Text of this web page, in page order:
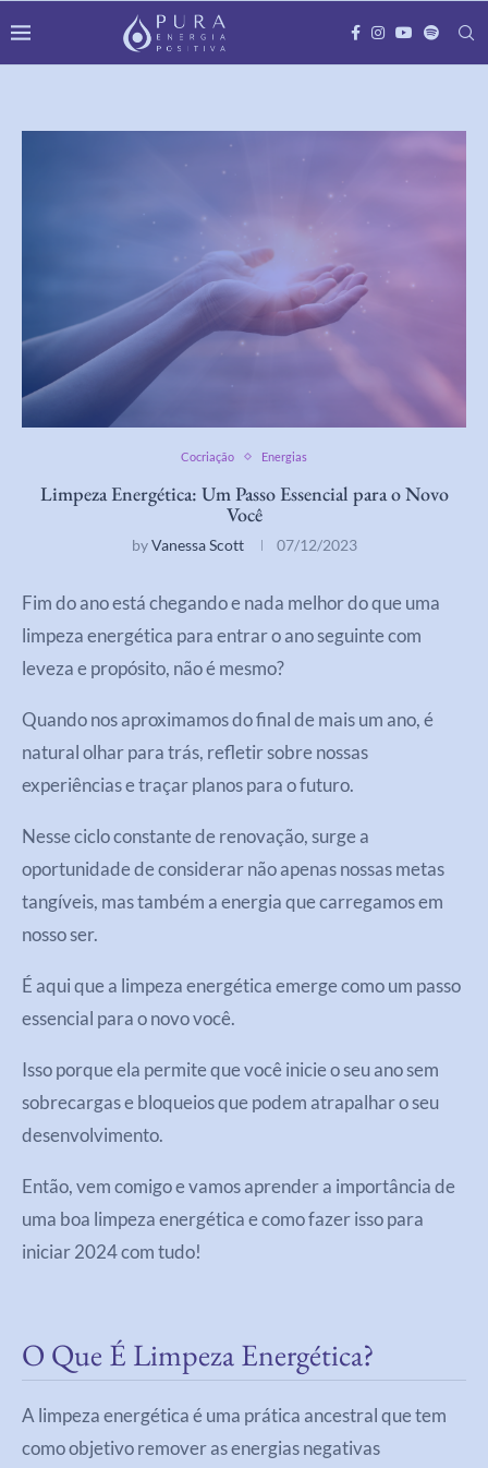
Cocriação Energias
Limpeza Energética: Um Passo Essencial para o Novo
Você
byVanessa Scott 07/12/2023
Fim do ano está chegando e nada melhor do que uma
limpeza energética para entrar o ano seguinte com
leveza e propósito, não é mesmo?
Quando nos aproximamos do final de mais um ano, é
natural olhar para trás, refletir sobre nossas
experiências e traçar planos para o futuro.
Nesse ciclo constante de renovação, surge a
oportunidade de considerar não apenas nossas metas
tangíveis, mas também a energia que carregamos em
nosso ser.
É aqui que a limpeza energética emerge como um passo
essencial para o novo você.
Isso porque ela permite que você inicie o seu ano sem
sobrecargas e bloqueios que podem atrapalhar o seu
desenvolvimento.
Então, vem comigo e vamos aprender a importância de
uma boa limpeza energética e como fazer isso para
iniciar 2024 com tudo!
O Que É Limpeza Energética?
A limpeza energética é uma prática ancestral que tem
como objetivo remover as energias negativas